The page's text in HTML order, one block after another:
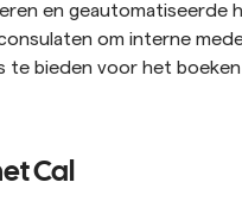
en geautomatiseerde
om interne
bieden voor het
Cal